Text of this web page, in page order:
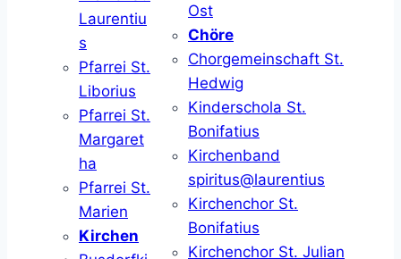
Laurentiu
s
Pfarrei St.
Liborius
Pfarrei St.
Margaret
ha
Pfarrei St.
Marien
Kirchen
Ost
Chöre
Chorgemeinschaft St.
Hedwig
Kinderschola St.
Bonifatius
Kirchenband
spiritus@laurentius
Kirchenchor St.
Bonifatius
Kirchenchor St. Julian